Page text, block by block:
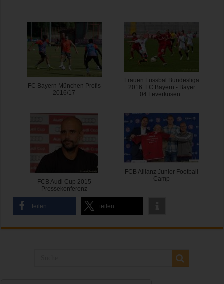
FC Bayern München Profis
2016/17
Frauen Fussbal Bundesliga
2016: FC Bayern - Bayer
04 Leverkusen
FCB Audi Cup 2015
Pressekonferenz
FCB Allianz Junior Football
Camp
teilen teilen